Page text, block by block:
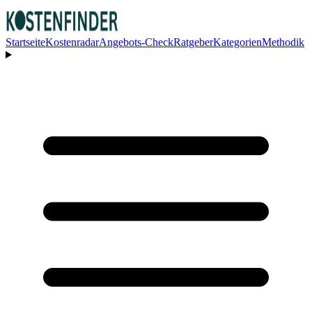
StartseiteKostenradarAngebots-CheckRatgeberKategorienMethodik